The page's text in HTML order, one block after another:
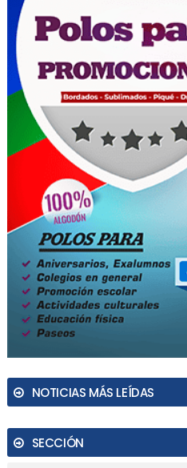
NOTICIAS MÁS LEÍDAS
SECCIÓN